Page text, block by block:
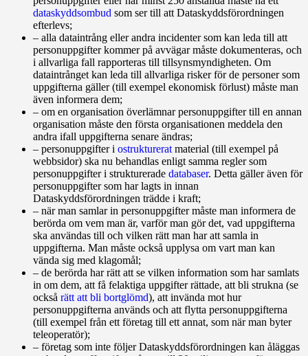
dataskyddsombud som ser till att Dataskyddsförordningen
efterlevs;
– alla dataintrång eller andra incidenter som kan leda till att
personuppgifter kommer på avvägar måste dokumenteras, och
i allvarliga fall rapporteras till tillsynsmyndigheten. Om
dataintrånget kan leda till allvarliga risker för de personer som
uppgifterna gäller (till exempel ekonomisk förlust) måste man
även informera dem;
– om en organisation överlämnar personuppgifter till en annan
organisation måste den första organisationen meddela den
andra ifall uppgifterna senare ändras;
– personuppgifter i ostrukturerat material (till exempel på
webbsidor) ska nu behandlas enligt samma regler som
personuppgifter i strukturerade databaser. Detta gäller även för
personuppgifter som har lagts in innan
Dataskyddsförordningen trädde i kraft;
– när man samlar in personuppgifter måste man informera de
berörda om vem man är, varför man gör det, vad uppgifterna
ska användas till och vilken rätt man har att samla in
uppgifterna. Man måste också upplysa om vart man kan
vända sig med klagomål;
– de berörda har rätt att se vilken information som har samlats
in om dem, att få felaktiga uppgifter rättade, att bli strukna (se
också rätt att bli bortglömd), att invända mot hur
personuppgifterna an­vänds och att flytta personuppgifterna
(till exempel från ett företag till ett annat, som när man byter
teleoperatör);
– företag som inte följer Dataskyddsförordningen kan åläggas